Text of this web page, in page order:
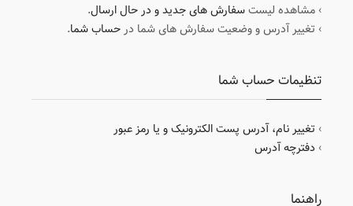
› مشاهده لیستسفارش های جدید و در حال ارسال.
› تغییر آدرس و وضعیت سفارش های شما درحساب شما.
تنظیمات حساب شما
› تغییر نام، آدرس پست الکترونیک و یا رمز عبور
› دفترچه آدرس
راهنما